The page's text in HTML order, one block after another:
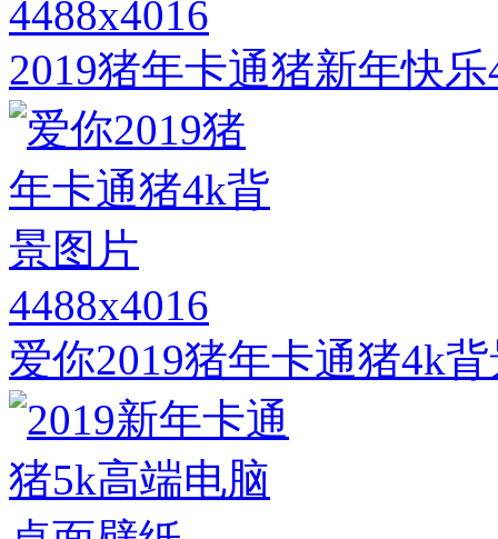
4488x4016
2019猪年卡通猪新年快
4488x4016
爱你2019猪年卡通猪4k